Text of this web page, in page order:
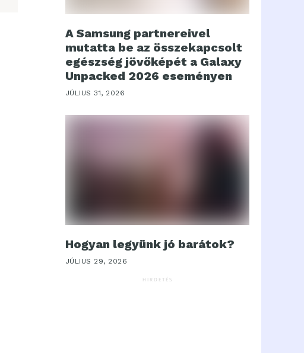
A Samsung partnereivel
mutatta be az összekapcsolt
egészség jövőképét a Galaxy
Unpacked 2026 eseményen
JÚLIUS 31, 2026
Hogyan legyünk jó barátok?
JÚLIUS 29, 2026
HIRDETÉS